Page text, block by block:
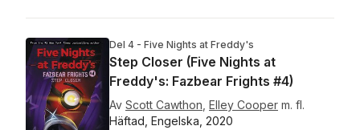
Del 4 - Five Nights at Freddy's
Step Closer (Five Nights at
Freddy's: Fazbear Frights #4)
Av Scott Cawthon Elley Cooper m. fl.
Häftad, Engelska, 2020